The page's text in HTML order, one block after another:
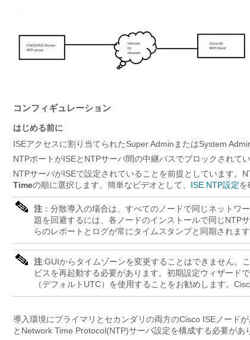
コンフィギュレーション
はじめる前に
ISEアクセスに割り当てられたSuper AdminまたはSystem
NTPポートがISEとNTPサーバ間の中継パスでブロックされて
NTPサーバがISEで設定されていることを前提としています。
Timeの順に選択します。簡単なビデオとして、 ISE NTP設定を
注 ：分散導入の場合は、すべてのノードで同じネット
題を回避するには、各ノードのインストールで同じNTP
らのレポートとログが常にタイムスタンプと同期されます
注:GUIからタイムゾーンを変更することはできません。
ビスを再起動する必要があります。初期設定ウィザード
（デフォルトUTC）を使用することをお勧めします。
導入環境にプライマリとセカンダリの両方のCisco ISEノード
とNetwork Time Protocol(NTP)サーバ設定を構成する必要があ